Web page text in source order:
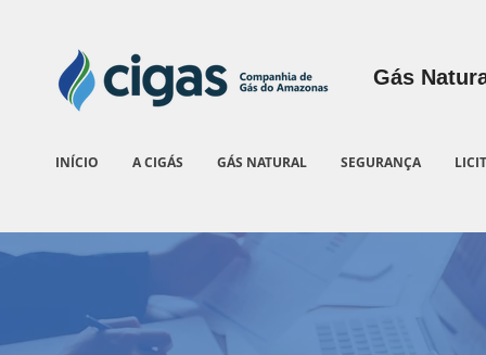
Gás
INÍCIO A CIGÁS GÁS NATURAL SEGURANÇA